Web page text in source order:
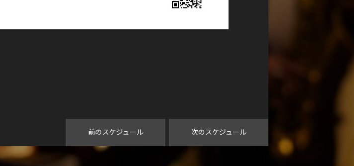
前のスケジュール 次のスケジュール